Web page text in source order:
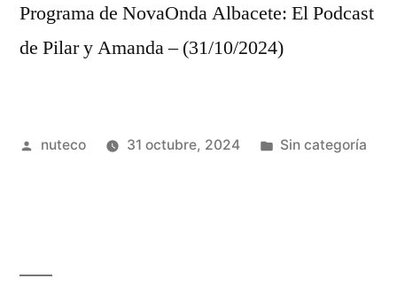
Programa de NovaOnda Albacete: El Podcast
de Pilar y Amanda – (31/10/2024)
Publicada
nuteco 31 octubre, 2024
Publicada
Sin categoría